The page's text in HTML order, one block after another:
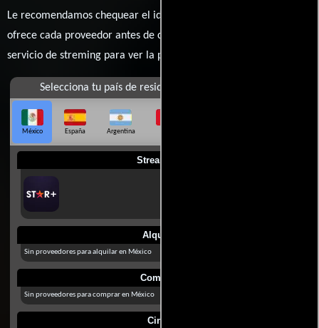
Le recomendamos chequear el idioma, doblaje o subtítulos que
ofrece cada proveedor antes de comprar, alquilar o contratar un
servicio de streming para ver la películas.
Selecciona tu país de residencia
México España Argentina
Streaming
Alquilar
Sin proveedores para alquilar en México
Comprar
Sin proveedores para comprar en México
Cines